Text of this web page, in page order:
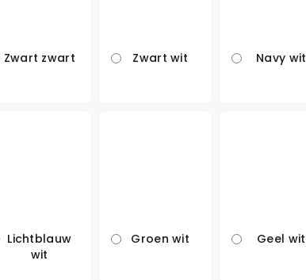
Zwart zwart Zwart wit Navy wit
Lichtblauw
wit
Groen wit Geel wit